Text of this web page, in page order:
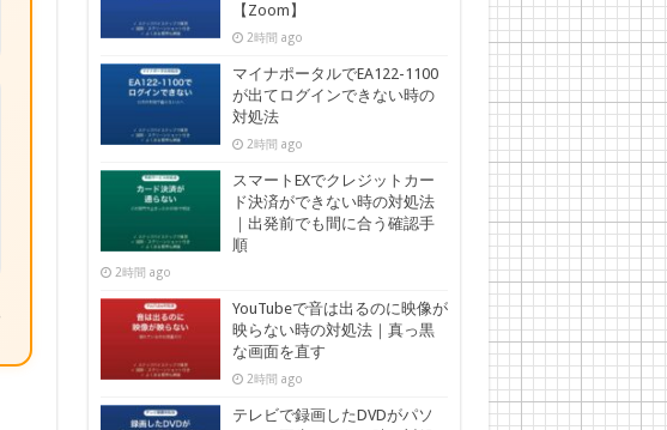
【Zoom】
2時間 ago
マイナポータルでEA122-1100
が出てログインできない時の
対処法
2時間 ago
スマートEXでクレジットカー
ド決済ができない時の対処法
｜出発前でも間に合う確認手
順
2時間 ago
YouTubeで音は出るのに映像が
映らない時の対処法｜真っ黒
な画面を直す
2時間 ago
テレビで録画したDVDがパソ